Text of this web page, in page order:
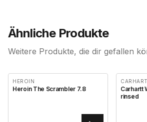
Ähnliche Produkte
Weitere Produkte, die dir gefallen
HEROIN
Heroin The Scrambler 7.8
Carhartt
rinsed